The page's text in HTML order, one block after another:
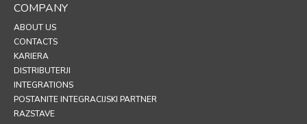
COMPANY
ABOUT US
CONTACTS
KARIERA
DISTRIBUTERJI
INTEGRATIONS
POSTANITE INTEGRACIJSKI PARTNER
RAZSTAVE